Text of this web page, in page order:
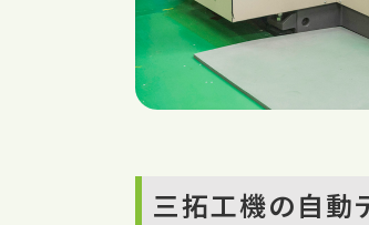
三拓工機の自動